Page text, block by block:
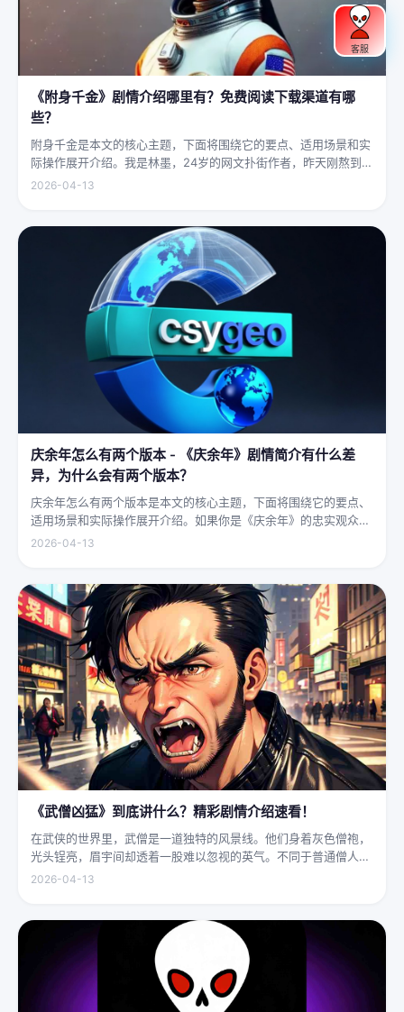
《附身千金》剧情介绍哪里有？免费阅读下载渠道有哪
些？
附身千金是本文的核心主题，下面将围绕它的要点、适用场景和实
际操作展开介绍。我是林墨，24岁的网文扑街作者，昨天刚熬到凌
晨四点赶完一本豪门甜宠文的大纲，揉着发酸的眼睛扑上床就睡，
2026-04-13
庆余年怎么有两个版本 - 《庆余年》剧情简介有什么差
异，为什么会有两个版本？
庆余年怎么有两个版本是本文的核心主题，下面将围绕它的要点、
适用场景和实际操作展开介绍。如果你是《庆余年》的忠实观众，
可能会发现这部剧在不同视频平台上呈现出两个略有差异的版本，
2026-04-13
《武僧凶猛》到底讲什么？精彩剧情介绍速看！
在武侠的世界里，武僧是一道独特的风景线。他们身着灰色僧袍，
光头锃亮，眉宇间却透着一股难以忽视的英气。不同于普通僧人的
慈眉善目，武僧的眼神中常常闪烁着锐利的光，仿佛能洞穿一切虚
2026-04-13
客服